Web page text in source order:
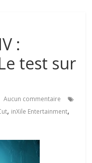
:
test sur
Aucun commentaire
, inXile Entertainment,